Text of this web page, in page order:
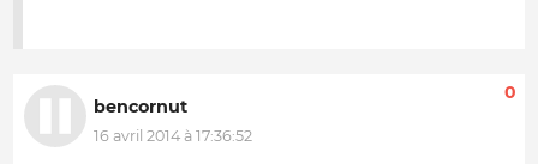
bencornut
16 avril 2014 à 17:36:52
0